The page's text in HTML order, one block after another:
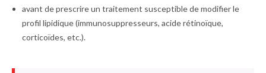
avant de prescrire un traitement susceptible de modifier le
profil lipidique (immunosuppresseurs, acide rétinoïque,
corticoïdes, etc.).